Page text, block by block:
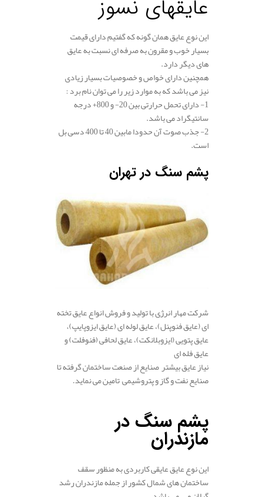
عایقهای نسوز
این نوع عایق همان گونه که گفتیم دارای قیمت
بسیار خوب و مقرون به صرفه ای نسبت به عایق
های دیگر دارد.
همچنین دارای خواص و خصوصیات بسیار زیادی
نیز می باشد که به موارد زیر را می توان نام برد :
1- دارای تحمل حرارتی بین 20- و 800+ درجه
سانتیگراد می باشد.
2- جذب صوت آن حدودا مابین 40 تا 400 دسی بل
است.
پشم سنگ در تهران
شرکت مهار انرژی با تولید و فروش انواع عایق تخته
ای (عایق فنوپنل)، عایق لوله ای (عایق ایزوپایپ)،
عایق پتویی (ایزوبلانکت)، عایق لحافی (فنوفلت) و
عایق فله ای
نیاز عایق بیشتر صنایع از صنعت ساختمان گرفته تا
صنایع نفت و گاز و پتروشیمی تامین می نماید.
پشم سنگ در
مازندران
این نوع عایق عایقی کاربردی به منظور سقف
ساختمان های شمال کشور از جمله مازندران رشد